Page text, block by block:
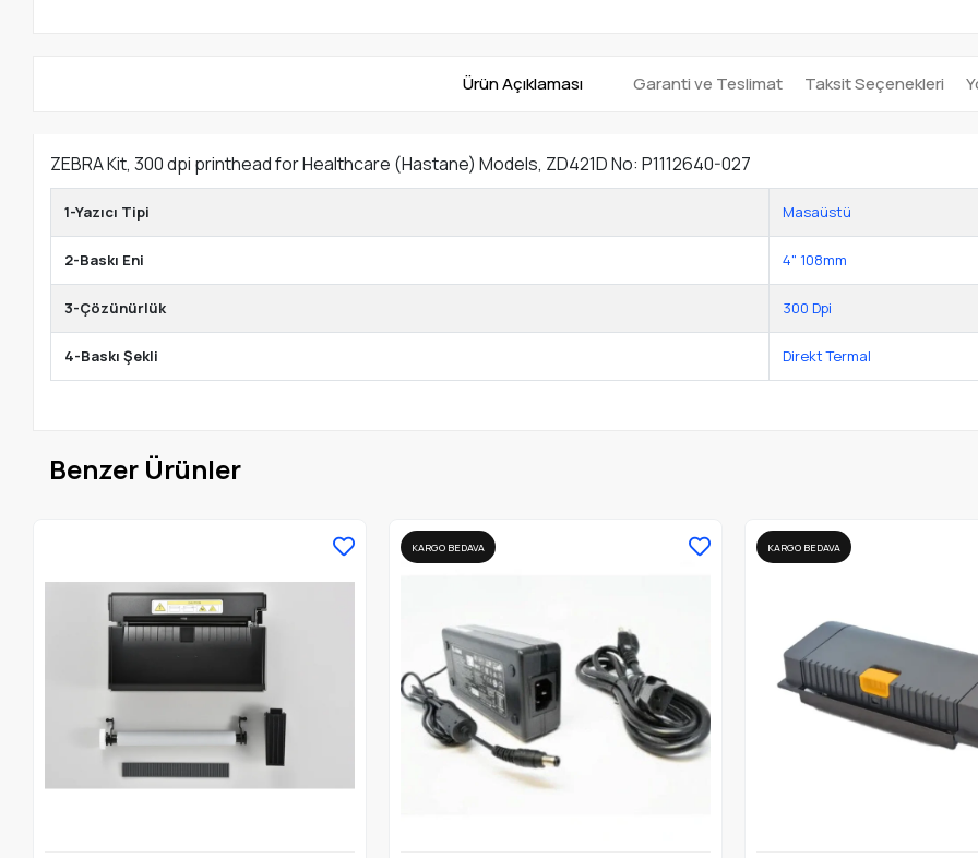
Ürün Açıklaması Garanti ve Teslimat Taksit Seçenekleri
ZEBRA Kit, 300 dpi printhead for Healthcare (Hastane) Models, ZD421D No: P1112640-027
1-Yazıcı Tipi Masaüstü
2-Baskı Eni 4" 108mm
3-Çözünürlük 300 Dpi
4-Baskı Şekli Direkt Termal
Benzer Ürünler
KARGO BEDAVA KARGO BEDAVA